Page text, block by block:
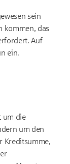
sein
kommen, das
Auf
ein.
um die
um den
Kreditsumme,